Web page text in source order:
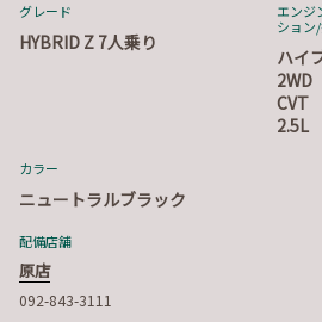
グレード
HYBRID Z 7人乗り
エンジ
ション
ハイ
CVT
2.5L
カラー
ニュートラルブラック
配備店舗
原店
092-843-3111